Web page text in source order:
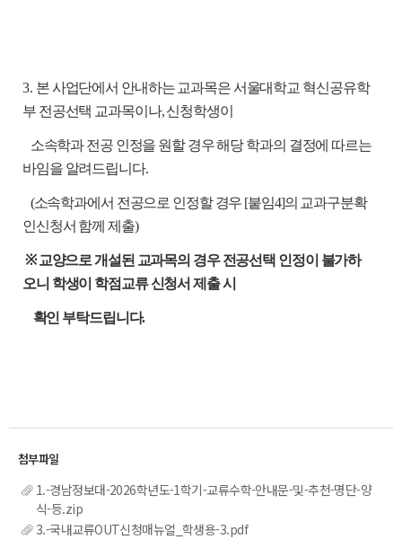
3. 본 사업단에서 안내하는 교과목은 서울대학교 혁신공유학
부 전공선택 교과목이나, 신청학생이
소속학과 전공 인정을 원할 경우 해당 학과의 결정에 따르는
바임을 알려드립니다.
(소속학과에서 전공으로 인정할 경우 [붙임4]의 교과구분확
인신청서 함께 제출)
※ 교양으로 개설된 교과목의 경우 전공선택 인정이 불가하
오니 학생이 학점교류 신청서 제출 시
확인 부탁드립니다.
1.-경남정보대-2026학년도-1학기-교류수학-안내문-및-추천-명단-양
식-등.zip
3.-국내교류OUT신청매뉴얼_학생용-3.pdf